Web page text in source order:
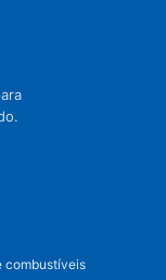
combustíveis